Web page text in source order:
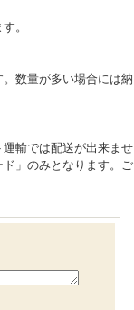
。
数量が多い場合には納
輸では配送が出来ませ
」のみとなります。ご